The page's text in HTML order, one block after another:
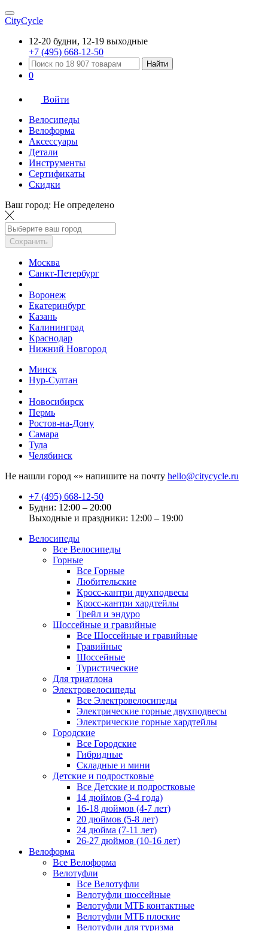
CityCycle
12-20 будни, 12-19 выходные
+7 (495) 668-12-50
Найти
0
Войти
Велосипеды
Велоформа
Аксессуары
Детали
Инструменты
Сертификаты
Скидки
Ваш город: Не определено
Сохранить
Москва
Санкт-Петербург
Воронеж
Екатеринбург
Казань
Калининград
Краснодар
Нижний Новгород
Минск
Нур-Султан
Новосибирск
Пермь
Ростов-на-Дону
Самара
Тула
Челябинск
Не нашли город «» напишите на почту hello@citycycle.ru
+7 (495) 668-12-50
Будни: 12:00 – 20:00
Выходные и праздники: 12:00 – 19:00
Велосипеды
Все Велосипеды
Горные
Все Горные
Любительские
Кросс-кантри двухподвесы
Кросс-кантри хардтейлы
Трейл и эндуро
Шоссейные и гравийные
Все Шоссейные и гравийные
Гравийные
Шоссейные
Туристические
Для триатлона
Электровелосипеды
Все Электровелосипеды
Электрические горные двухподвесы
Электрические горные хардтейлы
Городские
Все Городские
Гибридные
Складные и мини
Детские и подростковые
Все Детские и подростковые
14 дюймов (3-4 года)
16-18 дюймов (4-7 лет)
20 дюймов (5-8 лет)
24 дюйма (7-11 лет)
26-27 дюймов (10-16 лет)
Велоформа
Все Велоформа
Велотуфли
Все Велотуфли
Велотуфли шоссейные
Велотуфли МТБ контактные
Велотуфли МТБ плоские
Велотуфли для туризма